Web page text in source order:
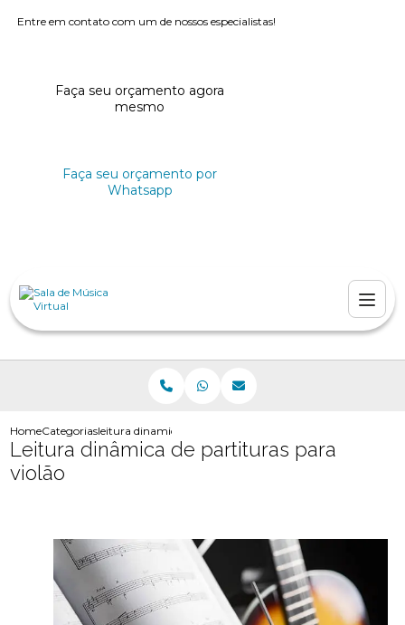
Entre em contato com um de nossos especialistas!
Faça seu orçamento agora
mesmo
Faça seu orçamento por
Whatsapp
HomeCategoriasleitura dinamica partituras violao
Leitura dinâmica de partituras para
violão